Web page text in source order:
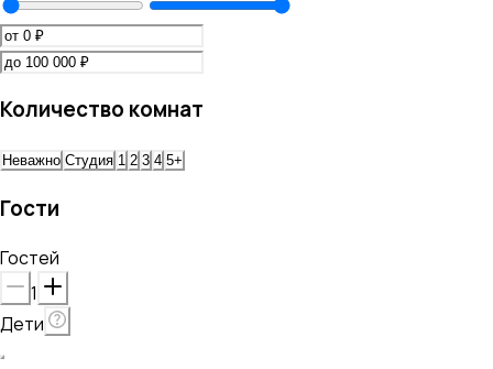
Количество комнат
Неважно Студия 1 2 3 4 5+
Гости
Гостей
1
Дети